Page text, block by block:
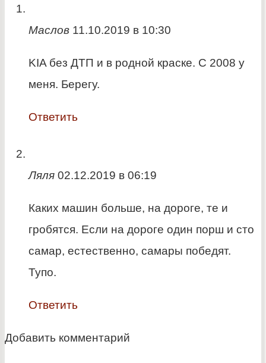
Маслов 11.10.2019 в 10:30
KIA без ДТП и в родной краске. С 2008 у
меня. Берегу.
Ответить
Ляля 02.12.2019 в 06:19
Каких машин больше, на дороге, те и
гробятся. Если на дороге один порш и сто
самар, естественно, самары победят.
Тупо.
Ответить
Добавить комментарий